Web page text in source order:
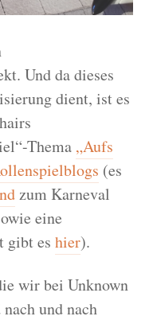
Und da dieses
dient, ist es
Thema „Aufs
(es
zum Karneval
eine
gibt es hier).
wir bei Unknown
und nach